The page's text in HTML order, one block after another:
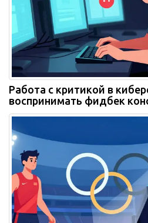
Работа с критикой в
воспринимать фидбек